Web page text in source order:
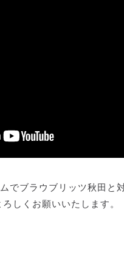
でブラウブリッツ秋田と
しくお願いいたします。